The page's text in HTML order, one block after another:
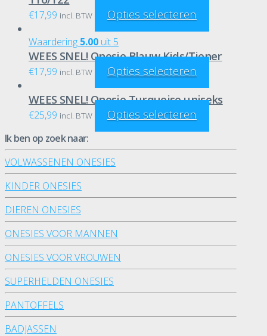
€17,99 incl. BTW Opties selecteren
Waardering 5.00 uit 5
WEES SNEL! Onesie Blauw Kids/Tiener
€17,99 incl. BTW Opties selecteren
WEES SNEL! Onesie Turquoise uniseks
€25,99 incl. BTW Opties selecteren
Ik ben op zoek naar:
VOLWASSENEN ONESIES
KINDER ONESIES
DIEREN ONESIES
ONESIES VOOR MANNEN
ONESIES VOOR VROUWEN
SUPERHELDEN ONESIES
PANTOFFELS
BADJASSEN